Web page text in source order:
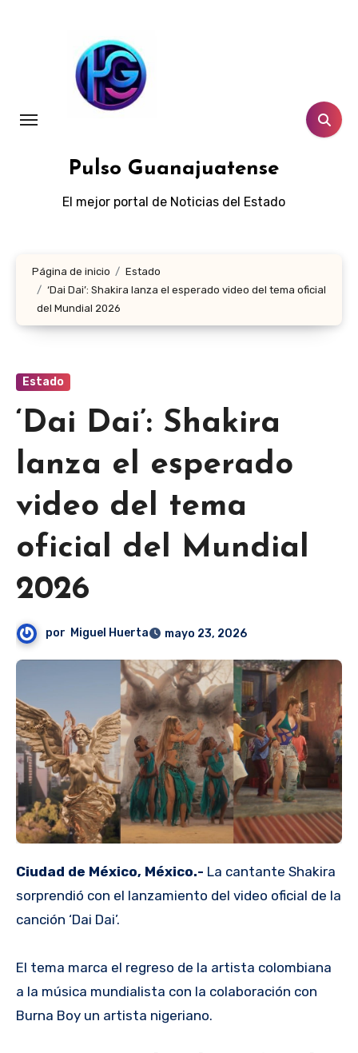
Pulso Guanajuatense
El mejor portal de Noticias del Estado
Página de inicio
Estado
‘Dai Dai’: Shakira lanza el esperado video del tema oficial
del Mundial 2026
Estado
‘Dai Dai’: Shakira
lanza el esperado
video del tema
oficial del Mundial
2026
por Miguel Huerta mayo 23, 2026
Ciudad de México, México.- La cantante Shakira
sorprendió con el lanzamiento del video oficial de la
canción ‘Dai Dai’.
El tema marca el regreso de la artista colombiana
a la música mundialista con la colaboración con
Burna Boy un artista nigeriano.